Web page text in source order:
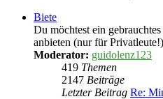
Biete
Du möchtest ein
anbieten (nur für Privatleute!)
Moderator: guidolenz123
419 Themen
2147 Beiträge
Letzter Beitrag Re: